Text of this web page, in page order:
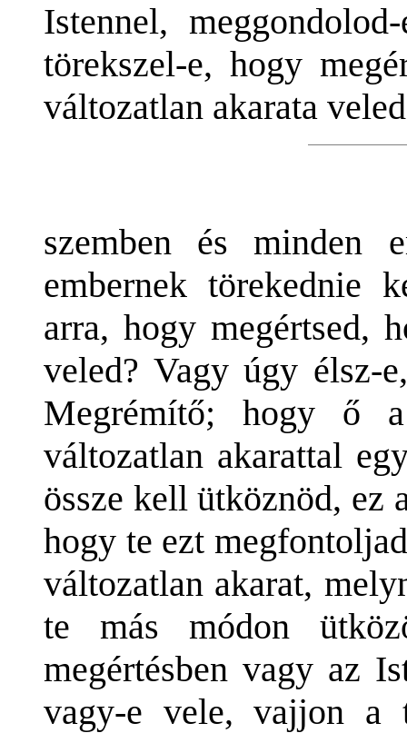
Istennel,
törekszel-e, hogy
változatlan akarata veled
szemben és minden
embernek törekednie
arra, hogy megértsed,
veled? Vagy úgy élsz-
Megrémítő; hogy ő
változatlan akarattal
össze kell ütköznöd, ez
hogy te ezt
változatlan akarat,
te más módon
megértésben vagy az
vagy-e vele, vajjon a